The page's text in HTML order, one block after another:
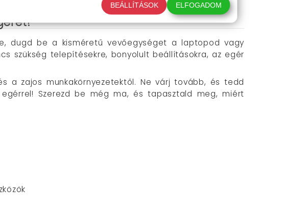
dugd be a kisméretű vevőegységet a laptopod vagy
szükség telepítésekre, bonyolult beállításokra, az egér
a zajos munkakörnyezetektől. Ne várj tovább, és tedd
Szerezd be még ma, és tapasztald meg, miért
BEÁLLÍTÁSOK ELFOGADOM